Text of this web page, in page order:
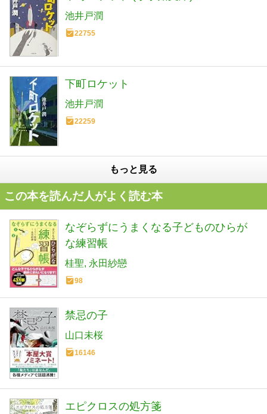
池井戸潤
22755
下町ロケット
池井戸潤
22259
もっと見る
この本を読んだ人がよく読む本
なぞらずにうまくなる子どものひらが
な練習帳
桂聖 永田紗戀
98
禁忌の子
山口未桜
16146
エピクロスの処方箋